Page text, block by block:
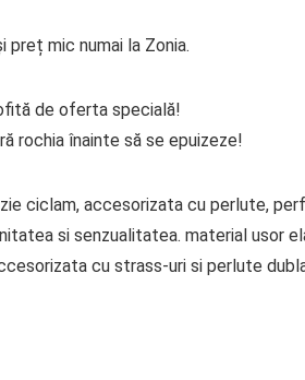
preț mic numai la Zonia.
de oferta specială!
rochia înainte să se epuizeze!
ciclam, accesorizata cu perlute,
si senzualitatea. material
cu strass-uri si perlute